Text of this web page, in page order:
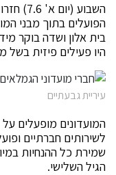
השבוע
הפועלים בתוך מבני
בית אלון ושדה בוקר
היו פעילים פיזית בשל
עיריית גבעתיים
המועדונים מופעלים
לשירותים חברתיים
שמירת כל ההנחיות
הגיל השלישי.